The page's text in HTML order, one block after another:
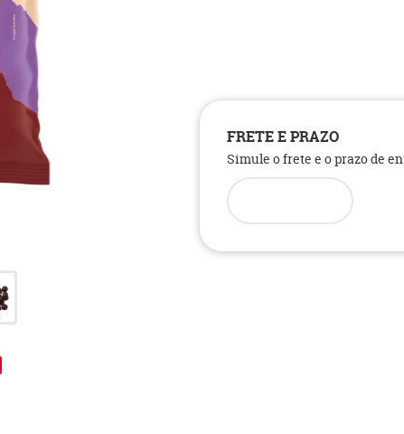
FRETE E PRAZO
Simule o frete e o prazo de